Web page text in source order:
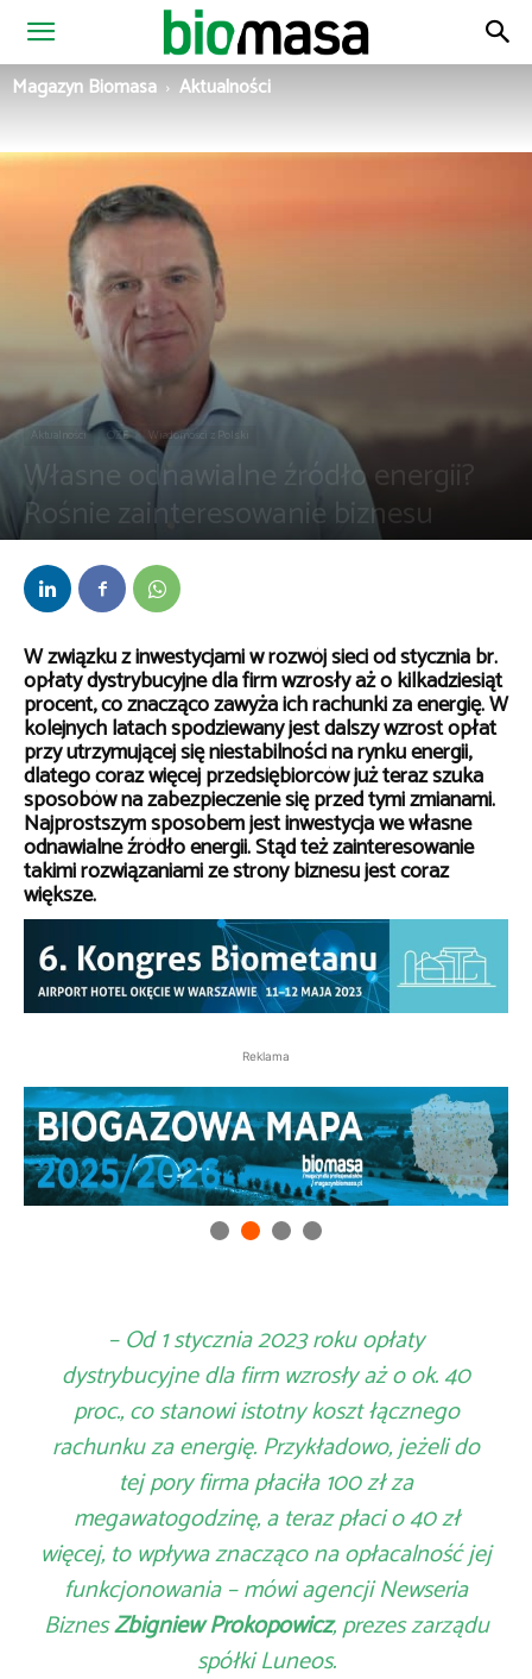
Magazyn
Magazyn Biomasa Aktualności
Aktualności OZE Wiadomości z Polski
Własne odnawialne źródło energii?
Rośnie zainteresowanie biznesu
W związku z inwestycjami w rozwój sieci od stycznia br.
opłaty dystrybucyjne dla firm wzrosły aż o kilkadziesiąt
procent, co znacząco zawyża ich rachunki za energię. W
kolejnych latach spodziewany jest dalszy wzrost opłat
przy utrzymującej się niestabilności na rynku energii,
dlatego coraz więcej przedsiębiorców już teraz szuka
sposobów na zabezpieczenie się przed tymi zmianami.
Najprostszym sposobem jest inwestycja we własne
odnawialne źródło energii. Stąd też zainteresowanie
takimi rozwiązaniami ze strony biznesu jest coraz
większe.
Reklama
– Od 1 stycznia 2023 roku opłaty
dystrybucyjne dla firm wzrosły aż o ok. 40
proc., co stanowi istotny koszt łącznego
rachunku za energię. Przykładowo, jeżeli do
tej pory firma płaciła 100 zł za
megawatogodzinę, a teraz płaci o 40 zł
więcej, to wpływa znacząco na opłacalność jej
funkcjonowania – mówi agencji Newseria
BiznesZbigniew Prokopowicz, prezes zarządu
spółki Luneos.